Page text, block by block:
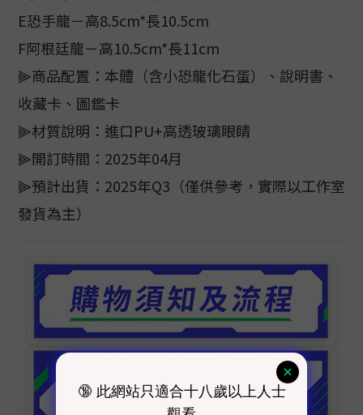
E恐手龍－高8.5cm*長10.5cm
F阿根廷龍－高10.5cm*長11cm
⫸商品配置：本體（含小恐龍化石蛋）、說明書、
收藏卡、圖鑑卡
⫸材質說明：進口PU+高透玻璃眼睛
⫸開訂時間：2025年04月
⫸預計出貨：2025年Q3（僅供參考，實際以工作室
發貨為主）